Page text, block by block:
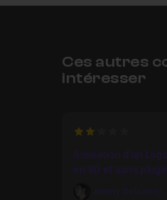
Ces autres
intéresser
2
Animation d'un
en 3D et sans
Jimmy Delannoy